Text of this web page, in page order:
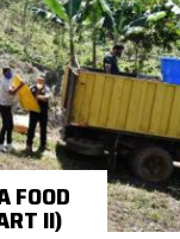
FOOD
II)